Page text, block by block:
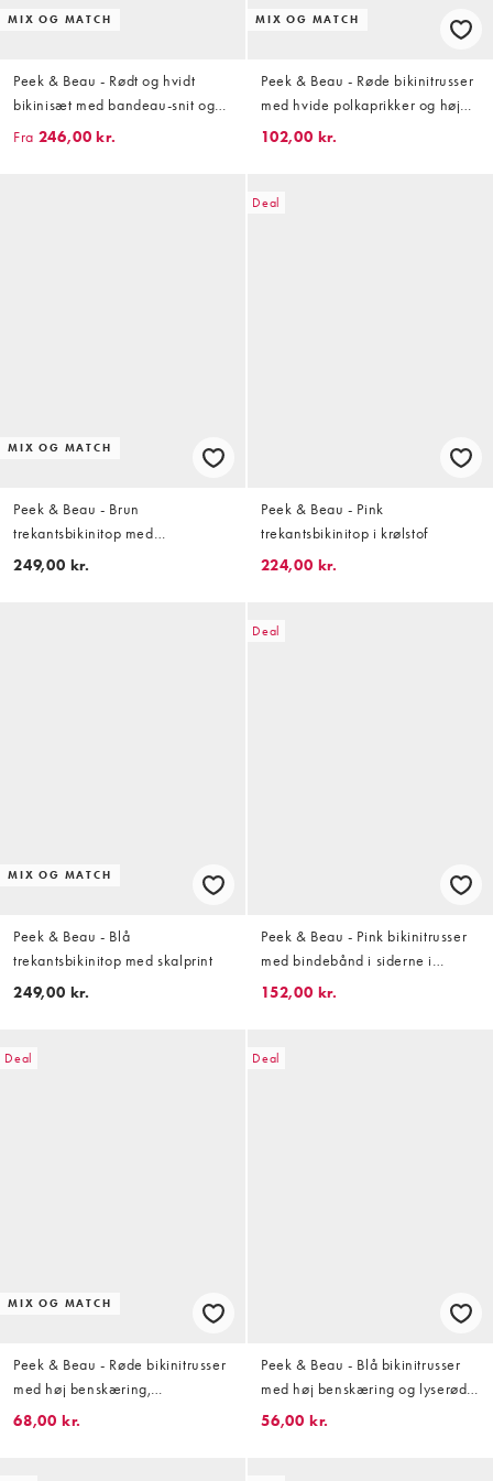
MIX OG MATCH
Peek & Beau - Rødt og hvidt
bikinisæt med bandeau-snit og
polkaprikker
Fra 246,00 kr.
MIX OG MATCH
Peek & Beau - Røde bikinitrusser
med hvide polkaprikker og høj
benskæring
102,00 kr.
MIX OG MATCH
Peek & Beau - Brun
trekantsbikinitop med
polkaprikker
249,00 kr.
Deal
Peek & Beau - Pink
trekantsbikinitop i krølstof
224,00 kr.
MIX OG MATCH
Peek & Beau - Blå
trekantsbikinitop med skalprint
249,00 kr.
Deal
Peek & Beau - Pink bikinitrusser
med bindebånd i siderne i
krølstof
152,00 kr.
Deal
MIX OG MATCH
Peek & Beau - Røde bikinitrusser
med høj benskæring,
sløjfedetalje og gingham-tern
68,00 kr.
Deal
Peek & Beau - Blå bikinitrusser
med høj benskæring og lyserøde
kontrasterende polkaprikker
56,00 kr.